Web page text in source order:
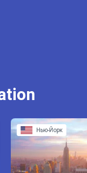
Нью-Йорк